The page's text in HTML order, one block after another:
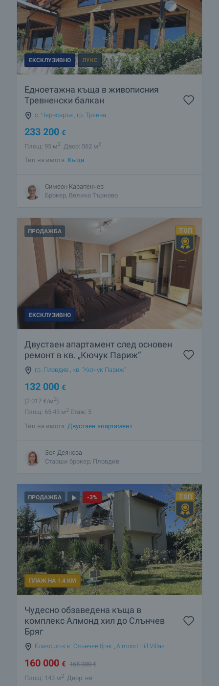
ЕКСКЛУЗИВНО ЛУКС
Едноетажна къща в живописния
Тревненски балкан
с. Черновръх гр. Трявна
233 200 €
Площ: 95 м2 Двор: 562 м2
Тип на имота: Къща
Симеон Карапенчев
Брокер, Велико Търново
ПРОДАЖБА
ЕКСКЛУЗИВНО
Двустаен апартамент след основен
ремонт в кв. „Кючук Париж“
гр. Пловдив , кв. "Кючук Париж"
132 000 €
(2 017 €/м2)
Площ: 65.43 м2 Етаж: 5
Тип на имота: Двустаен апартамент
Зоя Деянова
Старши брокер, Пловдив
ПРОДАЖБА -3%
ПЛАЖ НА 1.4 КМ
Чудесно обзаведена къща в
комплекс Алмонд хил до Слънчев
Бряг
Близо до к.к. Слънчев бряг , Almond Hill Villas
160 000 € 165 000€
Площ: 143 м2 Двор: не